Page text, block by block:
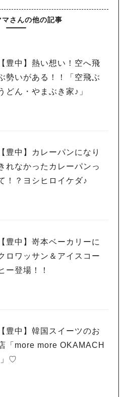
さんの他の記事
【豊中】熱い想い！空へ飛
勢いがある！！「空飛ぶ
どん・やまぶき家♪」
【豊中】カレーパンになり
れなかったカレーパンっ
！？ヨシヒロイケダ♪
【豊中】嵜本ベーカリーに
ロワッサン＆アイスコー
ー登場！！
【豊中】韓国スイーツのお
「more more OKAMACH
I」♡